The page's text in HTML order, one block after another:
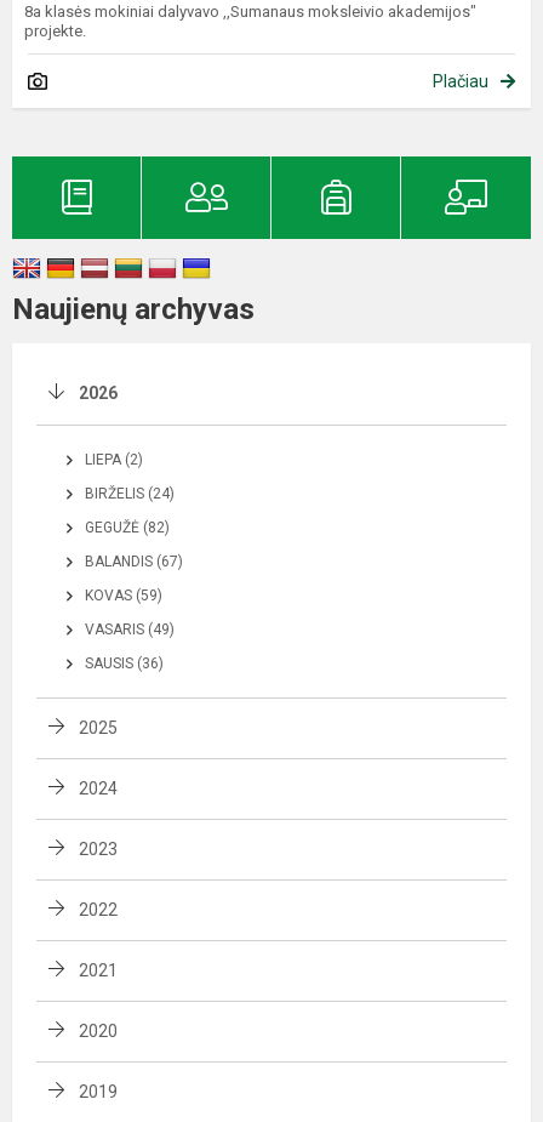
8a klasės mokiniai dalyvavo ,,Sumanaus moksleivio akademijos"
projekte.
Plačiau
Naujienų archyvas
2026
LIEPA (2)
BIRŽELIS (24)
GEGUŽĖ (82)
BALANDIS (67)
KOVAS (59)
VASARIS (49)
SAUSIS (36)
2025
2024
2023
2022
2021
2020
2019